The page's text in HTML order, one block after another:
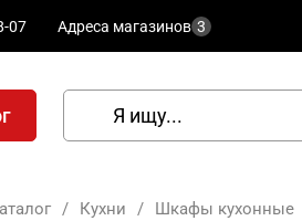
07 Адреса магазинов 3
/ Кухни / Шкафы кухонные